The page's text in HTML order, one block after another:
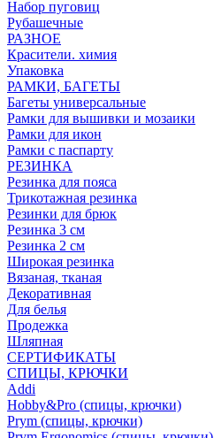
Набор пуговиц
Рубашечные
РАЗНОЕ
Красители. химия
Упаковка
РАМКИ, БАГЕТЫ
Багеты универсальные
Рамки для вышивки и мозаики
Рамки для икон
Рамки с паспарту
РЕЗИНКА
Резинка для пояса
Трикотажная резинка
Резинки для брюк
Резинка 3 см
Резинка 2 см
Широкая резинка
Вязаная, тканая
Декоративная
Для белья
Продежка
Шляпная
СЕРТИФИКАТЫ
СПИЦЫ, КРЮЧКИ
Addi
Hobby&Pro (спицы, крючки)
Prym (спицы, крючки)